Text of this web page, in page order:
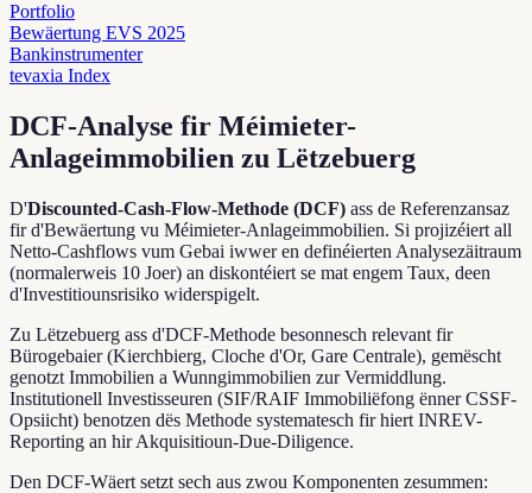
Portfolio
Bewäertung EVS 2025
Bankinstrumenter
tevaxia Index
DCF-Analyse fir Méimieter-
Anlageimmobilien zu Lëtzebuerg
D'Discounted-Cash-Flow-Methode (DCF) ass de Referenzansaz
fir d'Bewäertung vu Méimieter-Anlageimmobilien. Si projizéiert all
Netto-Cashflows vum Gebai iwwer en definéierten Analysezäitraum
(normalerweis 10 Joer) an diskontéiert se mat engem Taux, deen
d'Investitiounsrisiko widerspigelt.
Zu Lëtzebuerg ass d'DCF-Methode besonnesch relevant fir
Bürogebaier (Kierchbierg, Cloche d'Or, Gare Centrale), gemëscht
genotzt Immobilien a Wunngimmobilien zur Vermiddlung.
Institutionell Investisseuren (SIF/RAIF Immobiliëfong ënner CSSF-
Opsiicht) benotzen dës Methode systematesch fir hiert INREV-
Reporting an hir Akquisitioun-Due-Diligence.
Den DCF-Wäert setzt sech aus zwou Komponenten zesummen: